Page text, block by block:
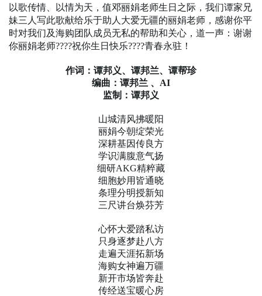
以歌传情、以情为天，值邓丽娟老师生日之际，我们谭家兄
妹三人写此歌献给乐于助人大爱无疆的丽娟老师，感谢你平
时对我们及海购团队成员无私的帮助和关心，道一声：谢谢
你丽娟老师????祝你生日快乐????青春永驻！
作词：谭邦义、谭邦兰、谭帮珍
编曲：谭邦兰 、AI
监制：谭邦义
山城清风拂暖阳
丽娟今朝绽荣光
深耕基因传良方
学识满腹意气扬
细研AKG精粹藏
细胞妙用皆通晓
条理分明授新知
三尺讲台焕芬芳
心怀大爱踏私访
只身逐梦赴八方
走遍天涯拓新场
海购女神遍万疆
新开市场皆奔赴
传经送宝暖心房